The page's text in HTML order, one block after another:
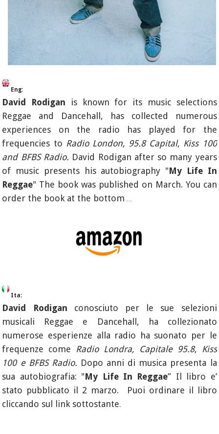
Eng:
David Rodigan is known for its music selections
Reggae and Dancehall, has collected numerous
experiences on the radio has played for the
frequencies to Radio London, 95.8 Capital, Kiss 100
and BFBS Radio. David Rodigan after so many years
of music presents his autobiography "My Life In
Reggae" The book was published on March. You can
order the book at the bottom …
Ita:
David Rodigan conosciuto per le sue selezioni
musicali Reggae e Dancehall, ha collezionato
numerose esperienze alla radio ha suonato per le
frequenze come Radio Londra, Capitale 95.8,
Kiss
100 e BFBS Radio. Dopo anni di musica presenta la
sua autobiografia: "My Life In Reggae” Il libro e’
stato pubblicato il 2 marzo. Puoi ordinare il libro
cliccando sul link sottostante.